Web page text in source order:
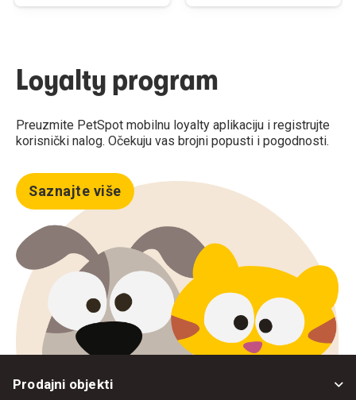
Loyalty program
Preuzmite PetSpot mobilnu loyalty aplikaciju i registrujte
korisnički nalog. Očekuju vas brojni popusti i pogodnosti.
Saznajte više
Prodajni objekti